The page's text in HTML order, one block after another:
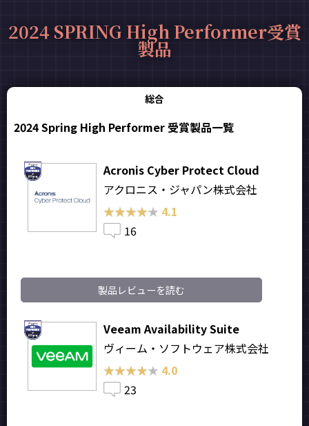
2024 SPRING High Performer受賞
製品
総合
2024 Spring High Performer 受賞製品一覧
Acronis Cyber Protect Cloud
アクロニス・ジャパン株式会社
★★★★★
★★★★★ 4.1
16
製品レビューを読む
Veeam Availability Suite
ヴィーム・ソフトウェア株式会社
★★★★★
★★★★★ 4.0
23